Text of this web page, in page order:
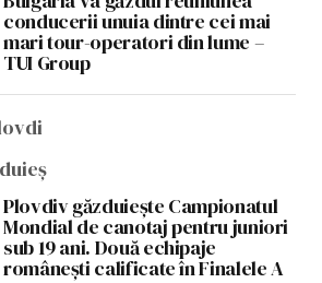
conducerii unuia dintre cei mai
mari tour-operatori din lume –
TUI Group
Plovdiv găzduiește Campionatul
Mondial de canotaj pentru juniori
sub 19 ani. Două echipaje
românești calificate în Finalele A